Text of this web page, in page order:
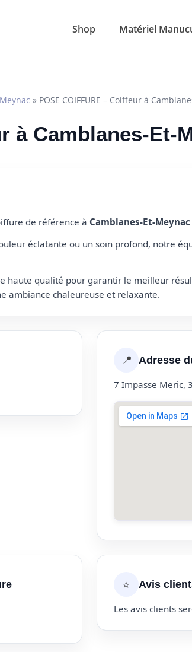
Shop Matériel
» POSE COIFFURE – Coiffeur à
à Camblanes-Et-
de référence à Camblanes-Et-Meynac
éclatante ou un soin profond, notre
haute qualité pour garantir le meilleur
ambiance chaleureuse et relaxante.
📍 Adresse
7 Impasse Meric,
⭐ Avis
Les avis clients